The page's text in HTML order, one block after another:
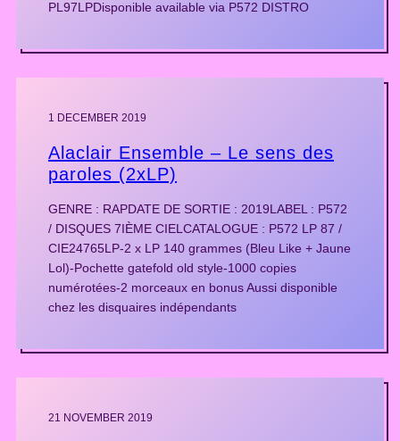
PL97LPDisponible available via P572 DISTRO
1 DECEMBER 2019
Alaclair Ensemble – Le sens des
paroles (2xLP)
GENRE : RAPDATE DE SORTIE : 2019LABEL : P572
/ DISQUES 7IÈME CIELCATALOGUE : P572 LP 87 /
CIE24765LP-2 x LP 140 grammes (Bleu Like + Jaune
Lol)-Pochette gatefold old style-1000 copies
numérotées-2 morceaux en bonus Aussi disponible
chez les disquaires indépendants
21 NOVEMBER 2019